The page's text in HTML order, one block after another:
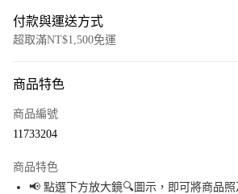
付款與運送方式
超取滿NT$1,500免運
信用卡一次付款
Apple Pay
商品特色
商品編號
11733204
商品特色
📢 點選下方放大鏡🔍圖示，即可將商品